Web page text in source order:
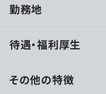
定義などの上流工程
す。
勤務地
待遇・福利厚生
その他の特徴